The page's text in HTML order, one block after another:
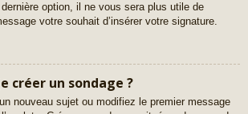
option, il ne vous sera plus utile de
votre souhait d’insérer votre signature.
créer un sondage ?
nouveau sujet ou modifiez le premier message